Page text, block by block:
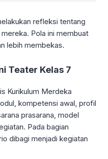
refleksi tentang
Pola ini membuat
lebih membekas.
Teater Kelas 7
Kurikulum Merdeka
kompetensi awal, profil
prasarana, model
Pada bagian
dibagi menjadi kegiatan